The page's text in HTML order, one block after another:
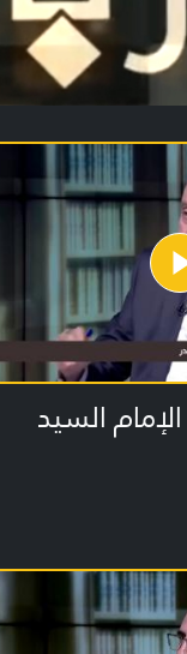
السيد